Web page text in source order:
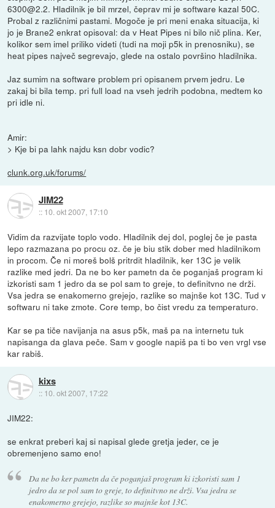
6300@2.2. Hladilnik je bil mrzel, čeprav mi je software kazal 50C.
Probal z različnimi pastami. Mogoče je pri meni enaka situacija, ki
jo je Brane2 enkrat opisoval: da v Heat Pipes ni bilo nič plina. Ker,
kolikor sem imel priliko videti (tudi na moji p5k in prenosniku), se
heat pipes največ segrevajo, glede na ostalo površino hladilnika.
Jaz sumim na software problem pri opisanem prvem jedru. Le
zakaj bi bila temp. pri full load na vseh jedrih podobna, medtem ko
pri idle ni.
Amir:
> Kje bi pa lahk najdu ksn dobr vodic?
clunk.org.uk/forums/
JIM22
:: 10. okt 2007, 17:10
Vidim da razvijate toplo vodo. Hladilnik dej dol, poglej če je pasta
lepo razmazana po procu oz. če je biu stik dober med hladilnikom
in procom. Če ni moreš bolš pritrdit hladilnik, ker 13C je velik
razlike med jedri. Da ne bo ker pametn da če poganjaš program ki
izkoristi sam 1 jedro da se pol sam to greje, to definitvno ne drži.
Vsa jedra se enakomerno grejejo, razlike so majnše kot 13C. Tud v
softwaru ni take zmote. Core temp, bo čist vredu za temperaturo.
Kar se pa tiče navijanja na asus p5k, maš pa na internetu tuk
napisanga da glava peče. Sam v google napiš pa ti bo ven vrgl vse
kar rabiš.
kixs
:: 10. okt 2007, 17:22
JIM22:
se enkrat preberi kaj si napisal glede gretja jeder, ce je
obremenjeno samo eno!
Da ne bo ker pametn da če poganjaš program ki izkoristi sam 1
jedro da se pol sam to greje, to definitvno ne drži. Vsa jedra se
enakomerno grejejo, razlike so majnše kot 13C.